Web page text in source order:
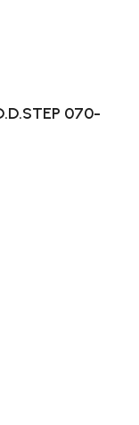
070-